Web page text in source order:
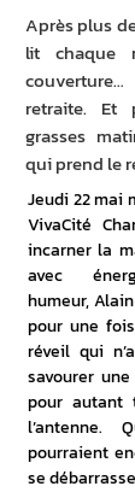
Jeudi 22 mai
VivaCité
incarner la
avec
humeur,
pour une
réveil qui
savourer
pour autant
l’antenne.
pourraient
se
Après plus
lit chaque
retraite. Et
grasses
qui prend le